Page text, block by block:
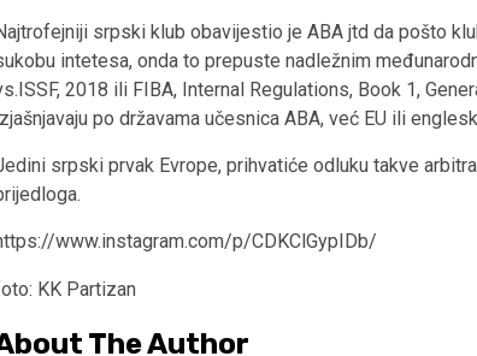
srpski klub obavijestio je ABA jtd da pošto
intetesa, onda to prepuste nadležnim
2018 ili FIBA, Internal Regulations, Book 1,
po državama učesnica ABA, već EU ili
srpski prvak Evrope, prihvatiće odluku takve
www.instagram.com/p/CDKClGypIDb/
KK Partizan
The Author